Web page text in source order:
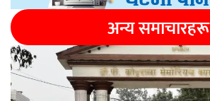
अन्य समाचारहरू